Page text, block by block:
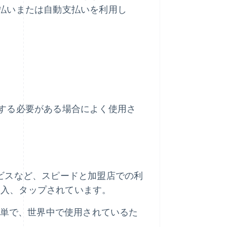
いまたは自動支払いを利用し
る必要がある場合によく使用さ
など、スピードと加盟店での利
、タップされています。
で、世界中で使用されているた